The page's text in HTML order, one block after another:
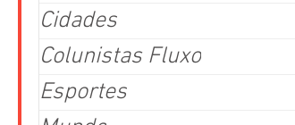
Cidades
Colunistas Fluxo
Esportes